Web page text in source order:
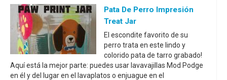
Pata De Perro Impresión
Treat Jar
El escondite favorito de su
perro trata en este lindo y
colorido pata de tarro grabado!
Aquí está la mejor parte: puedes usar lavavajillas Mod Podge
en él y del lugar en el lavaplatos o enjuague en el